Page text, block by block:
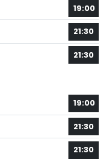
19:00
21:30
21:30
19:00
21:30
21:30